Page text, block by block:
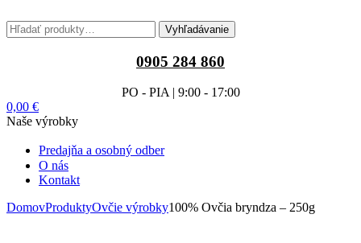
Hľadať:
Vyhľadávanie
0905 284 860
PO - PIA | 9:00 - 17:00
0,00 €
Naše výrobky
Predajňa a osobný odber
O nás
Kontakt
DomovProduktyOvčie výrobky100% Ovčia bryndza – 250g